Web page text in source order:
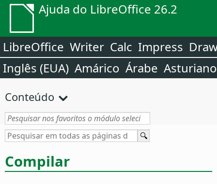
Ajuda do LibreOffice 26.2
LibreOffice Writer Calc Impress
Inglês (EUA) Amárico Árabe Asturiano
Conteúdo
Compilar